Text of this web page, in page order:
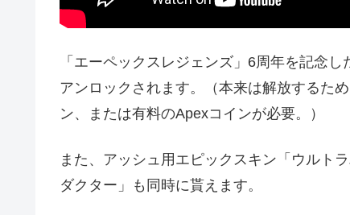
「エーペックスレジェンズ」6周年を記念
アンロックされます。（本来は解放するた
ン、または有料のApexコインが必要。）
また、アッシュ用エピックスキン「ウルト
ダクター」も同時に貰えます。